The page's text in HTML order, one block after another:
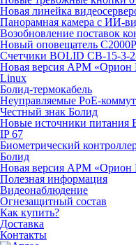
Новая линейка
Панорамная камера с ИИ-
Возобновление поставок
Новый оповещатель
Счетчики BOLID СВ-15-3-
Новая версия АРМ «Орион
Linux
Болид-термокабель
Неуправляемые PoE-
Честный знак Болид
Новые источники питания
IP 67
Биометрический
Болид
Новая версия АРМ «Орион
Полезная информация
Видеонаблюдение
Огнезащитный состав
Как купить?
Доставка
Контакты